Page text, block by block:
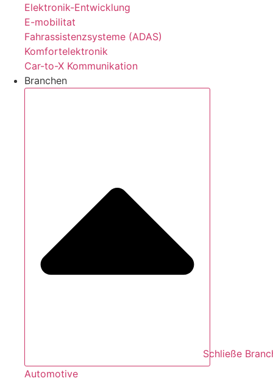
Elektronik-Entwicklung
E-mobilitat
Fahrassistenzsysteme (ADAS)
Komfortelektronik
Car-to-X Kommunikation
Branchen
Schließe
Automotive